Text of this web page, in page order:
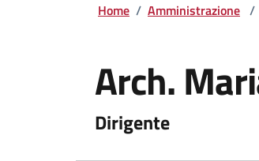
Home / Amministrazione /
Arch.
Dirigente